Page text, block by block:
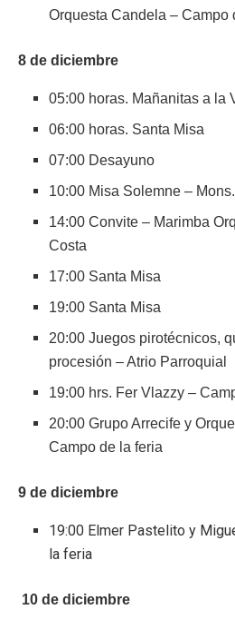
Orquesta Candela – Campo
8 de diciembre
05:00 horas. Mañanitas a la
06:00 horas. Santa Misa
07:00 Desayuno
10:00 Misa Solemne –
14:00 Convite – Marimba
Costa
17:00 Santa Misa
19:00 Santa Misa
20:00 Juegos pirotécnicos,
procesión – Atrio Parroquial
19:00 hrs. Fer Vlazzy –
20:00 Grupo Arrecife y
Campo de la feria
9 de diciembre
19:00 Elmer Pastelito y
la feria
10 de diciembre